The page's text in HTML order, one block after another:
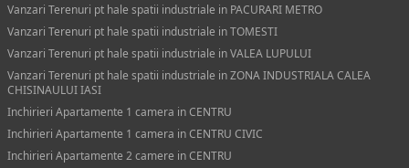
Vanzari Terenuri pt hale spatii industriale in PACURARI METRO
Vanzari Terenuri pt hale spatii industriale in TOMESTI
Vanzari Terenuri pt hale spatii industriale in VALEA LUPULUI
Vanzari Terenuri pt hale spatii industriale in ZONA INDUSTRIALA CALEA
CHISINAULUI IASI
Inchirieri Apartamente 1 camera in CENTRU
Inchirieri Apartamente 1 camera in CENTRU CIVIC
Inchirieri Apartamente 2 camere in CENTRU